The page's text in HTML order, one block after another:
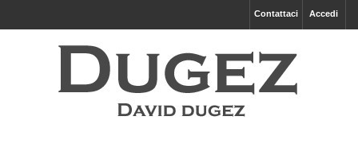
Accedi
Contattaci